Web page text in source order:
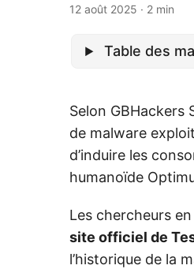
12 août 2025 · 2 min
Table des
Selon GBHackers
de malware
d’induire les
humanoïde
Les chercheurs
site officiel de
l’historique de la